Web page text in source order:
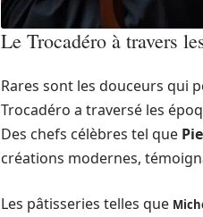
Le Trocadéro à travers
Rares sont les douceurs qui
Trocadéro a traversé les
Des chefs célèbres tel que
créations modernes,
Les pâtisseries telles que